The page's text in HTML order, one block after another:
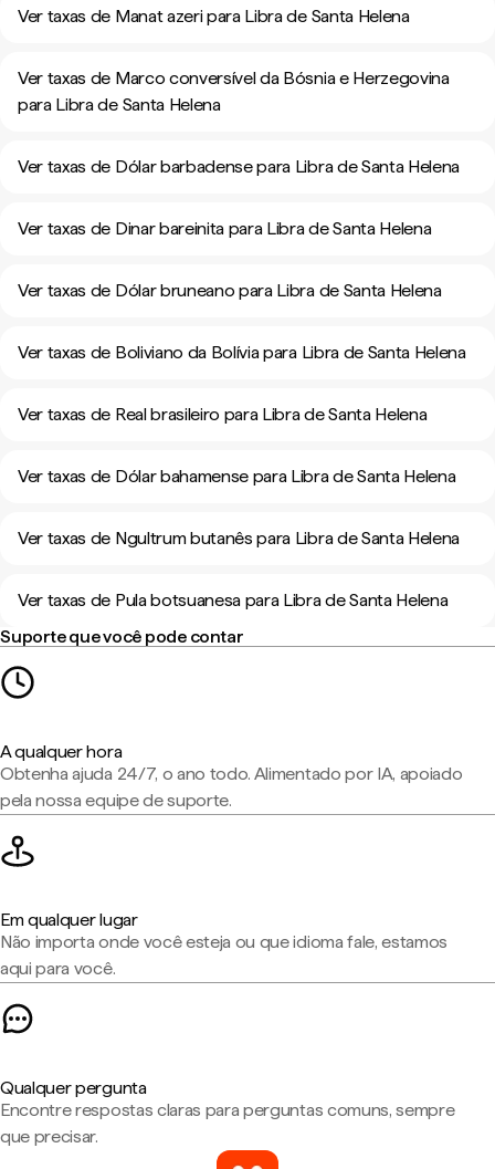
Ver taxas de Manat azeri para Libra de Santa Helena
Ver taxas de Marco conversível da Bósnia e Herzegovina
para Libra de Santa Helena
Ver taxas de Dólar barbadense para Libra de Santa Helena
Ver taxas de Dinar bareinita para Libra de Santa Helena
Ver taxas de Dólar bruneano para Libra de Santa Helena
Ver taxas de Boliviano da Bolívia para Libra de Santa Helena
Ver taxas de Real brasileiro para Libra de Santa Helena
Ver taxas de Dólar bahamense para Libra de Santa Helena
Ver taxas de Ngultrum butanês para Libra de Santa Helena
Ver taxas de Pula botsuanesa para Libra de Santa Helena
Suporte que você pode contar
A qualquer hora
Obtenha ajuda 24/7, o ano todo. Alimentado por IA, apoiado
pela nossa equipe de suporte.
Em qualquer lugar
Não importa onde você esteja ou que idioma fale, estamos
aqui para você.
Qualquer pergunta
Encontre respostas claras para perguntas comuns, sempre
que precisar.